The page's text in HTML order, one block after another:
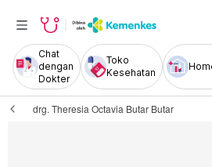
Chat
dengan
Dokter
Toko
Kesehatan
drg. Theresia Octavia Butar Butar